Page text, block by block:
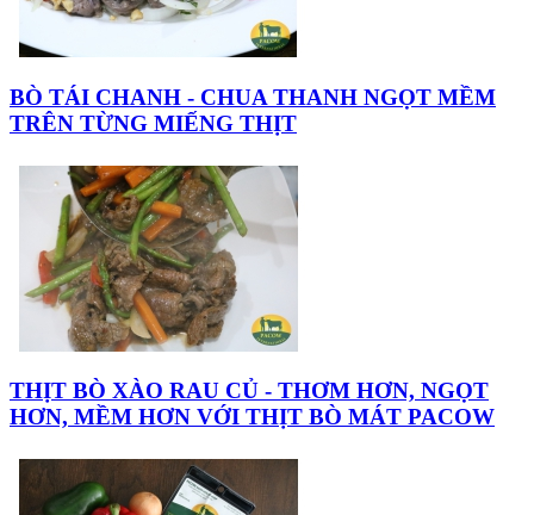
BÒ TÁI CHANH - CHUA THANH NGỌT MỀM
TRÊN TỪNG MIẾNG THỊT
THỊT BÒ XÀO RAU CỦ - THƠM HƠN, NGỌT
HƠN, MỀM HƠN VỚI THỊT BÒ MÁT PACOW